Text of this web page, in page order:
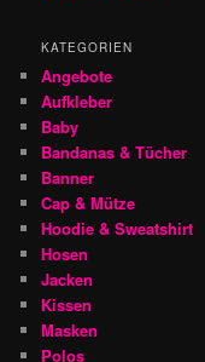
KATEGORIEN
Angebote
Aufkleber
Baby
Bandanas & Tücher
Banner
Cap & Mütze
Hoodie & Sweatshirt
Hosen
Jacken
Kissen
Masken
Polos